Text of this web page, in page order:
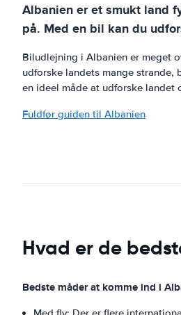
Albanien er et smukt land
på. Med en bil kan du
Biludlejning i Albanien er meget
udforske landets mange
en ideel måde at udforske landet
Fuldfør guiden til Albanien
Hvad er de
Bedste måder at komme ind i